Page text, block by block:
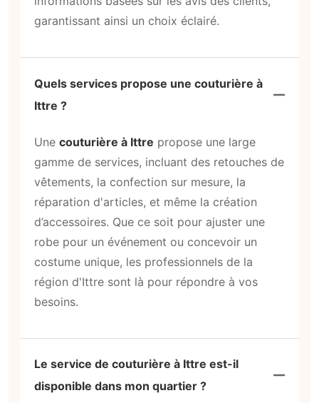
garantissant ainsi un choix éclairé.
Quels services propose une couturière à
Ittre ?
Une couturière à Ittre propose une large
gamme de services, incluant des retouches de
vêtements, la confection sur mesure, la
réparation d'articles, et même la création
d’accessoires. Que ce soit pour ajuster une
robe pour un événement ou concevoir un
costume unique, les professionnels de la
région d'Ittre sont là pour répondre à vos
besoins.
Le service de couturière à Ittre est-il
disponible dans mon quartier ?